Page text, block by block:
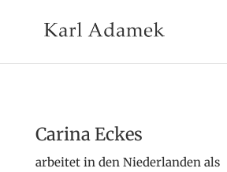
Carina Eckes
arbeitet in den Niederlanden als